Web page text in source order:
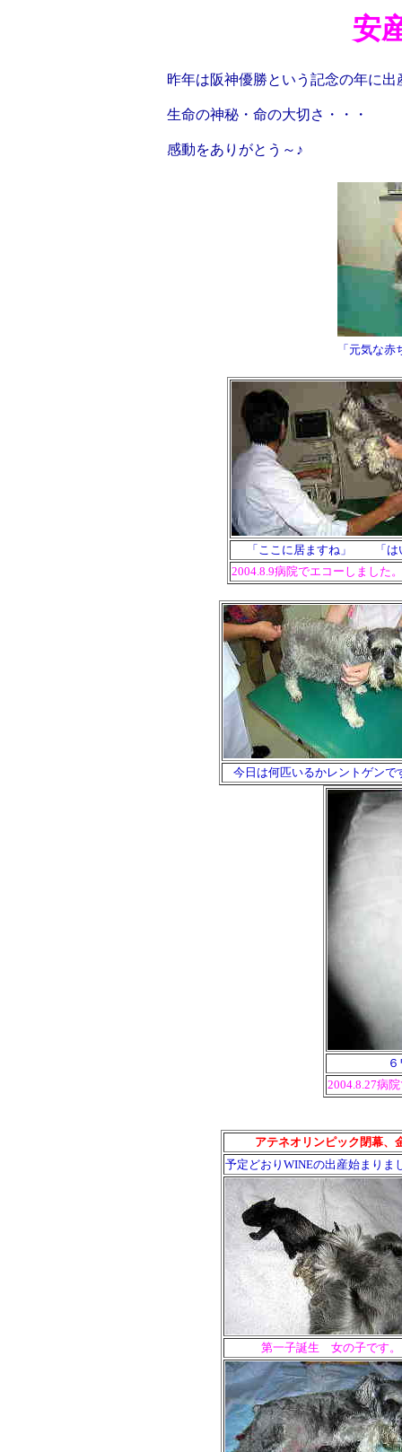
安
昨年は阪神優勝という記念の年に
生命の神秘・命の大切さ・・・
感動をありがとう～♪
「元気な
「ここに居ますね」 「は
2004.8.9病院でエコーしました。
今日は何匹いるかレントゲンで
2004.8.27病
アテネオリンピック閉幕、
予定どおりWINEの出産始まりま
第一子誕生 女の子です。